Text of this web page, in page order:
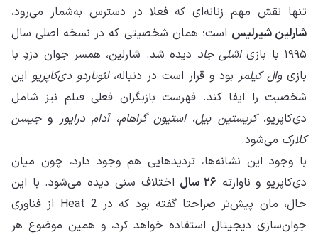
تنها نقش مهم زنانه‌ای که فعلا در دسترس به‌شمار می‌رود،
شارلین شیرلیس است؛ همان شخصیتی که در نسخه اصلی سال
۱۹۹۵ با بازی
اشلی جاد دیده شد. شارلین، همسر جوان دزدِ با
بازی وال کیلمر بود و قرار است در دنباله،لئوناردو دی‌کاپریو این
شخصیت را ایفا کند. فهرست بازیگران فعلی فیلم نیز شامل
دی‌کاپریو،کریستین بیل،استیون گراهام،آدام درایور وجیسن
کلارک می‌شود.
با وجود این نشانه‌ها، تردیدهایی هم وجود دارد، چون میان
دی‌کاپریو و ناوارته ۲۶ سال
اختلاف سنی دیده می‌شود. با این
حال، مان پیش‌تر صراحتا گفته بود که در Heat 2 از فناوری
جوان‌سازی دیجیتال استفاده خواهد کرد، و همین موضوع هر